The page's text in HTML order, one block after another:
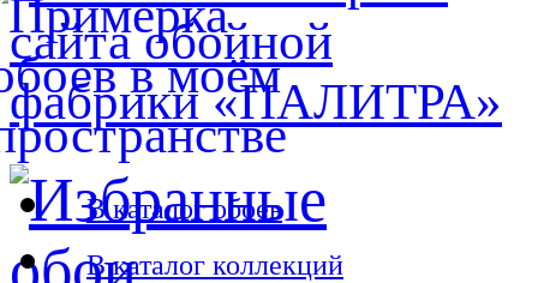
В каталог обоев
В каталог коллекций